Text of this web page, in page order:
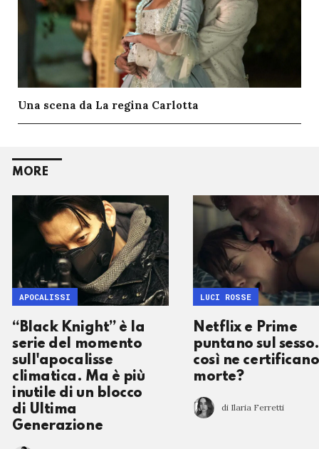
Una scena da La regina Carlotta
MORE
“Black Knight” è la
serie del momento
sull'apocalisse
climatica. Ma è più
inutile di un blocco
di Ultima
Generazione
APOCALISSI
Netflix e Prime
puntano sul
così ne
morte?
di Ilaria Ferretti
LUCI ROSSE